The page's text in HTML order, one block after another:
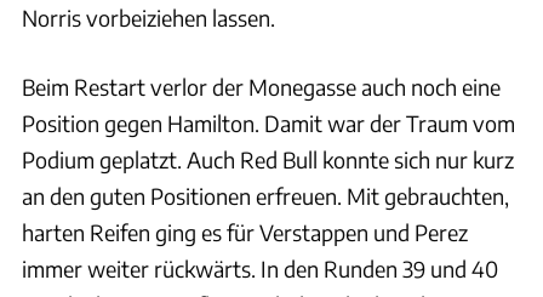
Norris vorbeiziehen lassen.
Beim Restart verlor der Monegasse auch noch eine
Position gegen Hamilton. Damit war der Traum vom
Podium geplatzt. Auch Red Bull konnte sich nur kurz
an den guten Positionen erfreuen. Mit gebrauchten,
harten Reifen ging es für Verstappen und Perez
immer weiter rückwärts. In den Runden 39 und 40